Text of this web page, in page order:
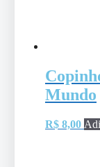
Mundo
R$8,00